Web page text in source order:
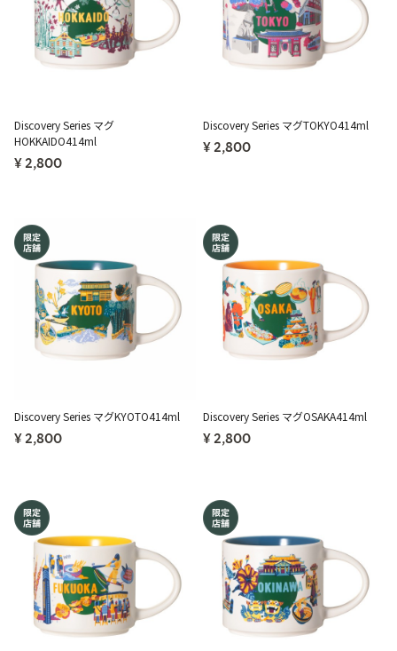
Discovery Series マグ
HOKKAIDO414ml
¥ 2,800
Discovery Series マグTOKYO414ml
¥ 2,800
Discovery Series マグKYOTO414ml
¥ 2,800
Discovery Series マグOSAKA414ml
¥ 2,800